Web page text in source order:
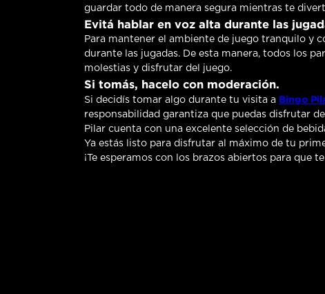
guardar todo de manera segura mientras te
Evitá hablar en voz alta durante las
Para mantener el ambiente de juego tranquilo y
durante las jugadas. De esta manera, todos los
molestias y disfrutar del juego.
Si tomás, hacelo con moderación.
Si decidís tomar algo durante tu visita a Bingo
responsabilidad garantiza que puedas disfrutar
Pilar cuenta con una excelente selección de
Ya estás listo para disfrutar al máximo de tu
¡Te esperamos con los brazos abiertos para que